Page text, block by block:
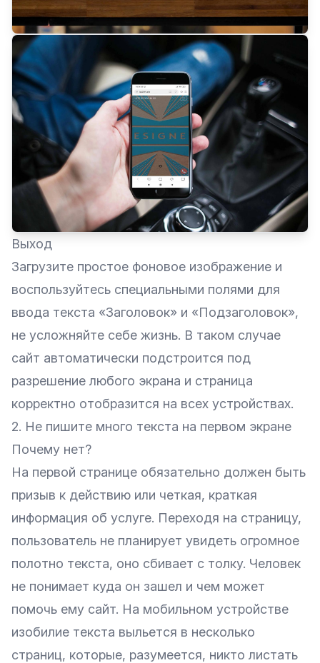
Выход
Загрузите простое фоновое изображение и
воспользуйтесь специальными полями для
ввода текста «Заголовок» и «Подзаголовок»,
не усложняйте себе жизнь. В таком случае
сайт автоматически подстроится под
разрешение любого экрана и страница
корректно отобразится на всех устройствах.
2. Не пишите много текста на первом экране
Почему нет?
На первой странице обязательно должен быть
призыв к действию или четкая, краткая
информация об услуге. Переходя на страницу,
пользователь не планирует увидеть огромное
полотно текста, оно сбивает с толку. Человек
не понимает куда он зашел и чем может
помочь ему сайт. На мобильном устройстве
изобилие текста выльется в несколько
страниц, которые, разумеется, никто листать